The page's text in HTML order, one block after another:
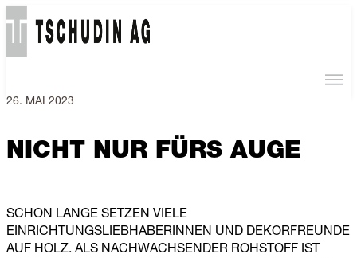
26. MAI 2023
NICHT NUR FÜRS AUGE
SCHON LANGE SETZEN VIELE
EINRICHTUNGSLIEBHABERINNEN UND DEKORFREUNDE
AUF HOLZ. ALS NACHWACHSENDER ROHSTOFF IST